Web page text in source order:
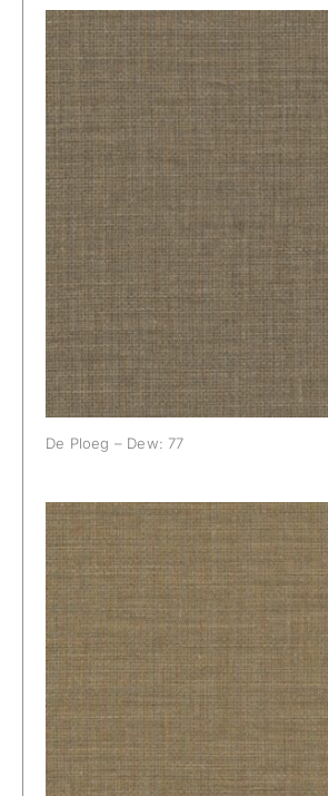
De Ploeg – Dew: 77
De Ploeg – Dew: 77
De Ploeg – Dew: 78